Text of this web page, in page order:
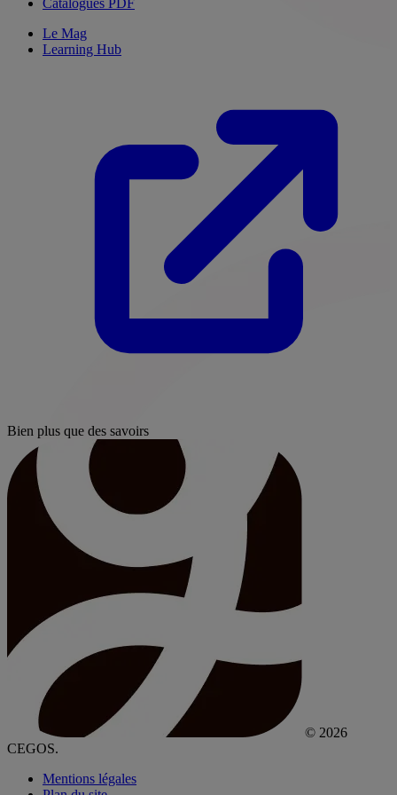
Le Mag
Learning Hub
Bien plus que des savoirs
© 2026
CEGOS.
Mentions légales